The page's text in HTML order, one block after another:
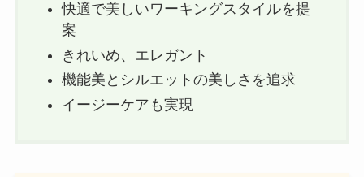
快適で美しいワーキングスタイルを提
案
きれいめ、エレガント
機能美とシルエットの美しさを追求
イージーケアも実現